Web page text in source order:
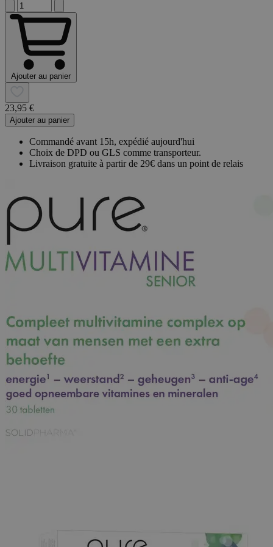
Ajouter au panier
23,95 €
Ajouter au panier
Commandé avant 15h, expédié aujourd'hui
Choix de DPD ou GLS comme transporteur.
Livraison gratuite à partir de 29€ dans un point de relais